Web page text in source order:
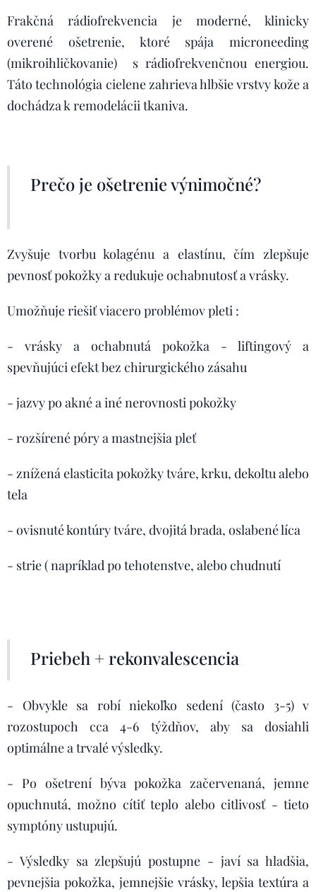
Frakčná rádiofrekvencia je moderné, klinicky
overené ošetrenie, ktoré spája microneeding
(mikroihličkovanie) s rádiofrekvenčnou energiou.
Táto technológia cielene zahrieva hlbšie vrstvy kože a
dochádza k remodelácii tkaniva.
Prečo je ošetrenie výnimočné?
Zvyšuje tvorbu kolagénu a elastínu, čím zlepšuje
pevnosť pokožky a redukuje ochabnutosť a vrásky.
Umožňuje riešiť viacero problémov pleti :
- vrásky a ochabnutá pokožka - liftingový a
spevňujúci efekt bez chirurgického zásahu
- jazvy po akné a iné nerovnosti pokožky
- rozšírené póry a mastnejšia pleť
- znížená elasticita pokožky tváre, krku, dekoltu alebo
tela
- ovisnuté kontúry tváre, dvojitá brada, oslabené líca
- strie ( napríklad po tehotenstve, alebo chudnutí
Priebeh + rekonvalescencia
- Obvykle sa robí niekoľko sedení (často 3-5) v
rozostupoch cca 4-6 týždňov, aby sa dosiahli
optimálne a trvalé výsledky.
- Po ošetrení býva pokožka začervenaná, jemne
opuchnutá, možno cítiť teplo alebo citlivosť - tieto
symptóny ustupujú.
- Výsledky sa zlepšujú postupne - javí sa hladšia,
pevnejšia pokožka, jemnejšie vrásky, lepšia textúra a